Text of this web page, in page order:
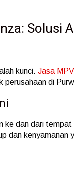
Solusi
kunci. Jasa
perusahaan di
ke dan dari
dan kenyamanan